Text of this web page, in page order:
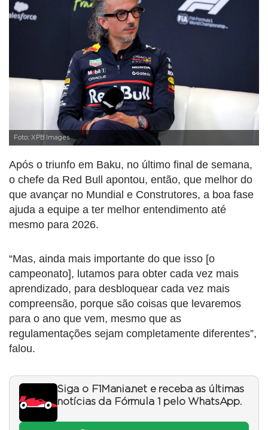
Foto: XPB Images
Após o triunfo em Baku, no último final de semana,
o chefe da Red Bull apontou, então, que melhor do
que avançar no Mundial e Construtores, a boa fase
ajuda a equipe a ter melhor entendimento até
mesmo para 2026.
“Mas, ainda mais importante do que isso [o
campeonato], lutamos para obter cada vez mais
aprendizado, para desbloquear cada vez mais
compreensão, porque são coisas que levaremos
para o ano que vem, mesmo que as
regulamentações sejam completamente diferentes”,
falou.
Siga o F1Mania.net e receba as últimas
notícias da Fórmula 1 pelo WhatsApp.